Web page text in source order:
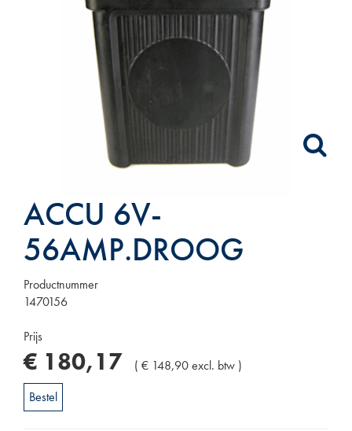
ACCU 6V-
56AMP.DROOG
Productnummer
1470156
Prijs
€ 180,17 ( € 148,90excl. btw )
Bestel